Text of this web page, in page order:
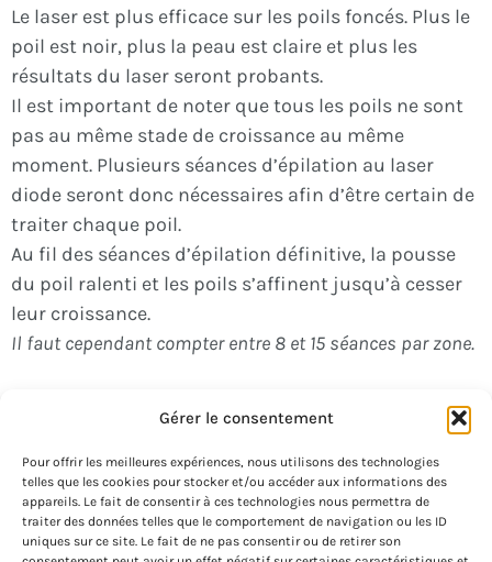
Gérer le consentement
Pour offrir les meilleures expériences, nous utilisons des technologies
telles que les cookies pour stocker et/ou accéder aux informations des
appareils. Le fait de consentir à ces technologies nous permettra de
traiter des données telles que le comportement de navigation ou les ID
uniques sur ce site. Le fait de ne pas consentir ou de retirer son
Le laser est plus efficace sur les poils foncés. Plus le
poil est noir, plus la peau est claire et plus les
résultats du laser seront probants.
Il est important de noter que tous les poils ne sont
pas au même stade de croissance au même
moment. Plusieurs séances d’épilation au laser
diode seront donc nécessaires afin d’être certain de
traiter chaque poil.
Au fil des séances d’épilation définitive, la pousse
du poil ralenti et les poils s’affinent jusqu’à cesser
leur croissance.
Il faut cependant compter entre 8 et 15 séances par zone.
Le Juste Equilibre